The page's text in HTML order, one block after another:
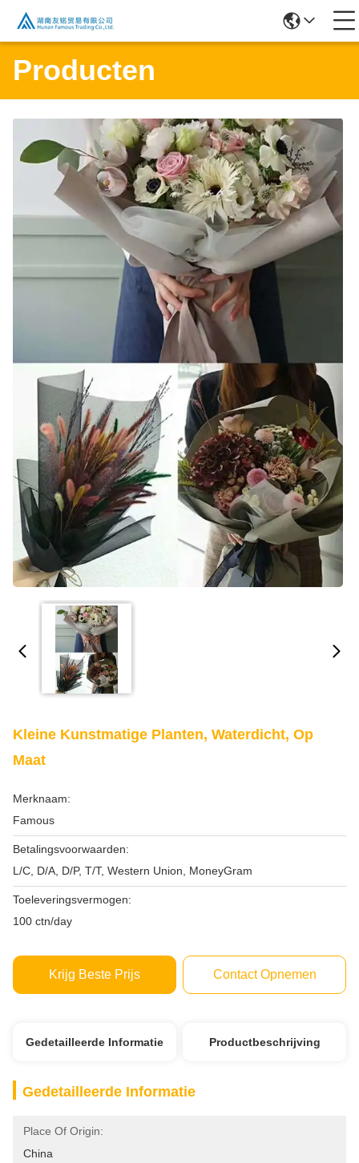
Producten
Kleine Kunstmatige Planten, Waterdicht, Op
Maat
Merknaam:
Famous
Betalingsvoorwaarden:
L/C, D/A, D/P, T/T, Western Union, MoneyGram
Toeleveringsvermogen:
100 ctn/day
Krijg Beste Prijs Contact Opnemen
Gedetailleerde Informatie Productbeschrijving
Gedetailleerde Informatie
Place Of Origin:
China